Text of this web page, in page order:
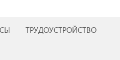
ТРУДОУСТРОЙСТВО